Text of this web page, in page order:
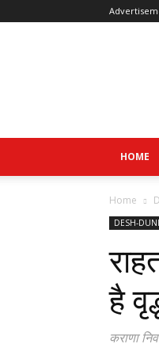
HOME
Home
DESH-
है
कराणा